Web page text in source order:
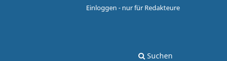
Suchen
Einloggen - nur für Redakteure